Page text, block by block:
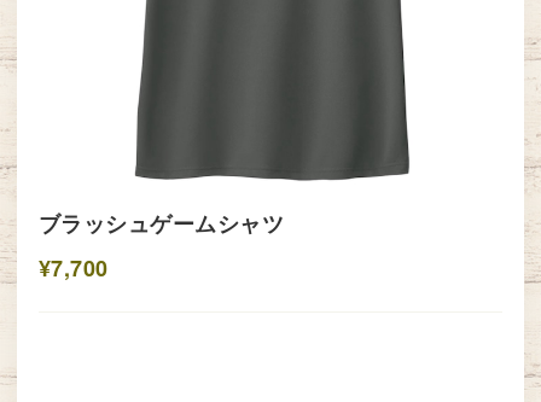
ブラッシュゲームシャツ
¥7,700